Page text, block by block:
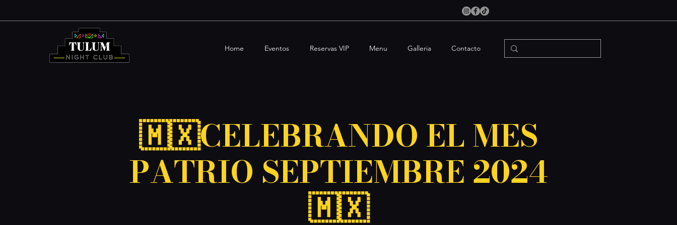
Home Eventos Reservas VIP Menu Galleria Contacto
🇲🇽CELEBRANDO EL MES
PATRIO SEPTIEMBRE 2024
🇲🇽